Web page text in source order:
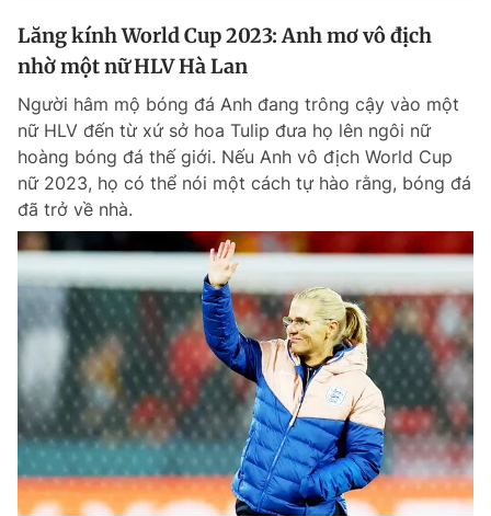
Lăng kính World Cup 2023: Anh mơ vô địch
nhờ một nữ HLV Hà Lan
Người hâm mộ bóng đá Anh đang trông cậy vào một
nữ HLV đến từ xứ sở hoa Tulip đưa họ lên ngôi nữ
hoàng bóng đá thế giới. Nếu Anh vô địch World Cup
nữ 2023, họ có thể nói một cách tự hào rằng, bóng đá
đã trở về nhà.